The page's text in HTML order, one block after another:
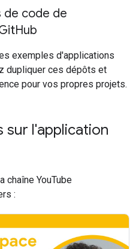
de code de
Hub
exemples d'applications
dupliquer ces dépôts et
pour vos propres projets.
sur l'application
chaîne YouTube
: